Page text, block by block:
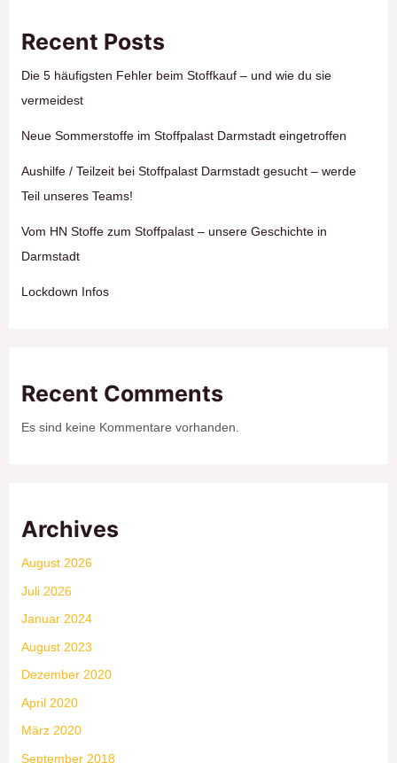
Recent Posts
Die 5 häufigsten Fehler beim Stoffkauf – und wie du sie
vermeidest
Neue Sommerstoffe im Stoffpalast Darmstadt eingetroffen
Aushilfe / Teilzeit bei Stoffpalast Darmstadt gesucht – werde
Teil unseres Teams!
Vom HN Stoffe zum Stoffpalast – unsere Geschichte in
Darmstadt
Lockdown Infos
Recent Comments
Es sind keine Kommentare vorhanden.
Archives
August 2026
Juli 2026
Januar 2024
August 2023
Dezember 2020
April 2020
März 2020
September 2018